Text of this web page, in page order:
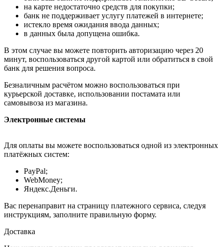
на карте недостаточно средств для покупки;
банк не поддерживает услугу платежей в интернете;
истекло время ожидания ввода данных;
в данных была допущена ошибка.
В этом случае вы можете повторить авторизацию через 20
минут, воспользоваться другой картой или обратиться в свой
банк для решения вопроса.
Безналичным расчётом можно воспользоваться при
курьерской доставке, использовании постамата или
самовывоза из магазина.
Электронные системы
Для оплаты вы можете воспользоваться одной из электронных
платёжных систем:
PayPal;
WebMoney;
Яндекс.Деньги.
Вас перенаправит на страницу платежного сервиса, следуя
инструкциям, заполните правильную форму.
Доставка